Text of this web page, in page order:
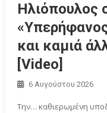
Ηλιόπουλος
και καμιά
[Video]
6 Αυγούστου 2026
Την… καθιερωμένη